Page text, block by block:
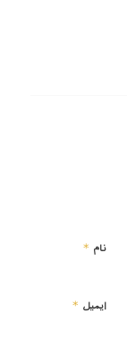
نام *
ایمیل *